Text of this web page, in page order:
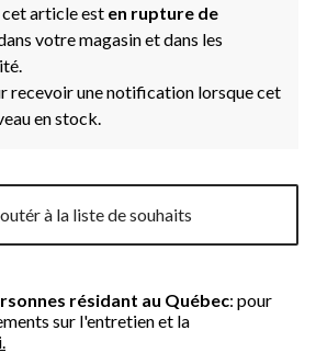
article est en rupture de
votre magasin et dans les
recevoir une notification lorsque cet
en stock.
à la liste de souhaits
résidant au Québec: pour
sur l'entretien et la